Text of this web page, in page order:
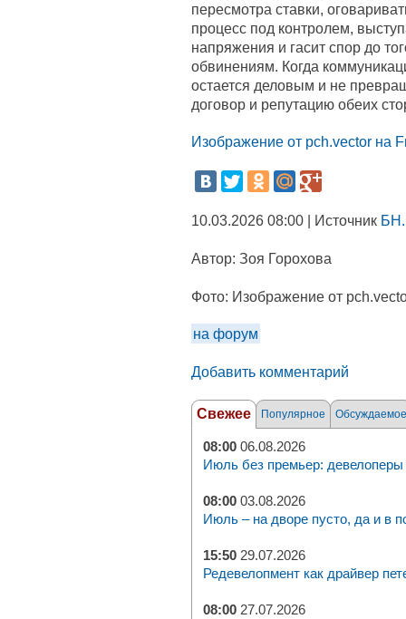
пересмотра ставки,
процесс под контролем,
напряжения и гасит спор до
обвинениям. Когда
остается деловым и не
договор и репутацию обеих
Изображение от pch.vector на
10.03.2026 08:00 | Источник
Автор: Зоя Горохова
Фото: Изображение от
на форум
Добавить комментарий
Свежее Популярное Обсуждаемое
08:00 06.08.2026
Июль без премьер: девелоперы
08:00 03.08.2026
Июль – на дворе пусто, да и в
15:50 29.07.2026
Редевелопмент как драйвер
08:00 27.07.2026